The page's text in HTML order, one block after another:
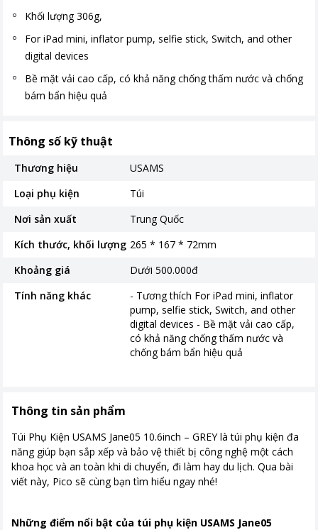
Khối lượng 306g,
For iPad mini, inflator pump, selfie stick, Switch, and other
digital devices
Bề mặt vải cao cấp, có khả năng chống thấm nước và chống
bám bẩn hiệu quả
Thông số kỹ thuật
Thương hiệu
USAMS
Loại phụ kiện
Túi
Nơi sản xuất
Trung Quốc
Kích thước, khối lượng 265 * 167 * 72mm
Khoảng giá
Dưới 500.000đ
Tính năng khác
- Tương thích For iPad mini, inflator
pump, selfie stick, Switch, and other
digital devices - Bề mặt vải cao cấp,
có khả năng chống thấm nước và
chống bám bẩn hiệu quả
Thông tin sản phẩm
Túi Phụ Kiện USAMS Jane05 10.6inch – GREY là túi phụ kiện đa
năng giúp bạn sắp xếp và bảo vệ thiết bị công nghệ một cách
khoa học và an toàn khi di chuyển, đi làm hay du lịch. Qua bài
viết này, Pico sẽ cùng bạn tìm hiểu ngay nhé!
Những điểm nổi bật của túi phụ kiện USAMS Jane05